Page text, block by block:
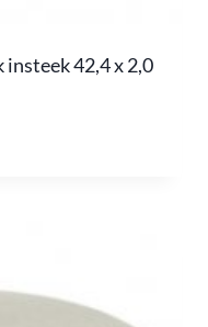
42,4 x 2,0